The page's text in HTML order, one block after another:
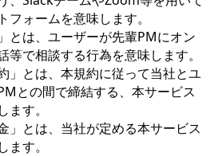
フォームを意味します。
とは、ユーザーが先輩PMにオン
等で相談する行為を意味します。
」とは、本規約に従って当社とユ
との間で締結する、本サービス
す。
」とは、当社が定める本サービス
す。